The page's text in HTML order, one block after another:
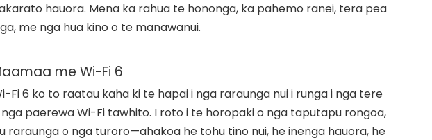
hauora. Mena ka rahua te hononga, ka pahemo ranei, tera pea
me nga hua kino o te manawanui.
me Wi-Fi 6
Fi 6 ko to raatau kaha ki te hapai i nga raraunga nui i runga i nga tere
paerewa Wi-Fi tawhito. I roto i te horopaki o nga taputapu rongoa,
o nga turoro—ahakoa he tohu tino nui, he inenga hauora, he